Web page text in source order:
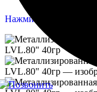
Нажмите, чтобы